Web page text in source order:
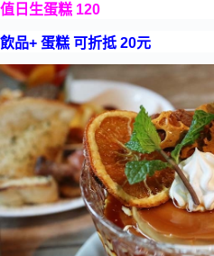
值日生蛋糕 120
飲品+ 蛋糕 可折抵 20元